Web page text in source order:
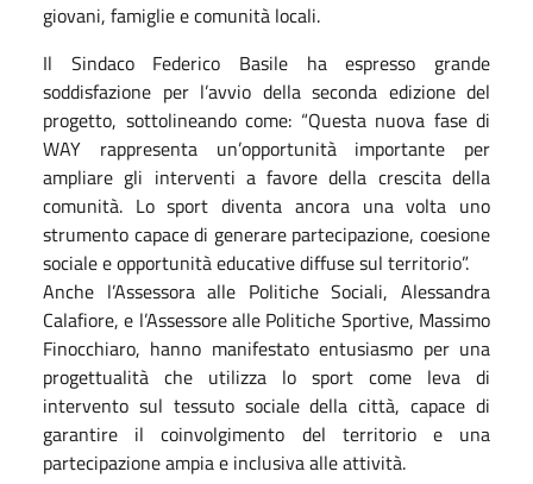
giovani, famiglie e comunità locali.
Il Sindaco Federico Basile ha espresso grande
soddisfazione per l’avvio della seconda edizione del
progetto, sottolineando come: “Questa nuova fase di
WAY rappresenta un’opportunità importante per
ampliare gli interventi a favore della crescita della
comunità. Lo sport diventa ancora una volta uno
strumento capace di generare partecipazione, coesione
sociale e opportunità educative diffuse sul territorio”.
Anche l’Assessora alle Politiche Sociali, Alessandra
Calafiore, e l’Assessore alle Politiche Sportive, Massimo
Finocchiaro, hanno manifestato entusiasmo per una
progettualità che utilizza lo sport come leva di
intervento sul tessuto sociale della città, capace di
garantire il coinvolgimento del territorio e una
partecipazione ampia e inclusiva alle attività.